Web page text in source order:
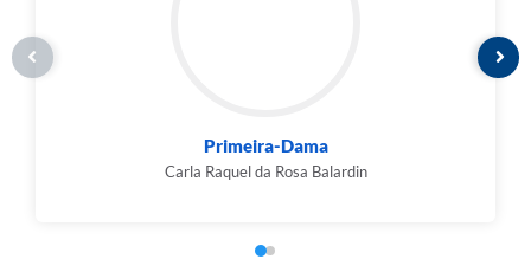
Prefeito
Leandro Tittelmaier Balardin